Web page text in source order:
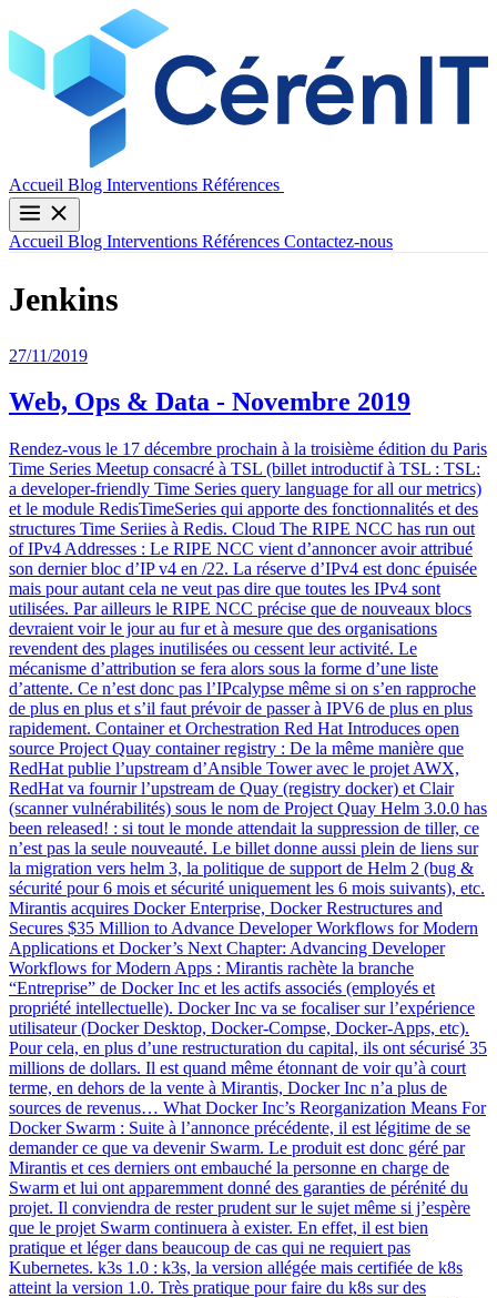
Accueil Blog Interventions Références
Accueil Blog Interventions Références Contactez-nous
Jenkins
27/11/2019
Web, Ops & Data - Novembre 2019
Rendez-vous le 17 décembre prochain à la troisième édition du Paris
Time Series Meetup consacré à TSL (billet introductif à TSL : TSL:
a developer-friendly Time Series query language for all our metrics)
et le module RedisTimeSeries qui apporte des fonctionnalités et des
structures Time Seriies à Redis. Cloud The RIPE NCC has run out
of IPv4 Addresses : Le RIPE NCC vient d’annoncer avoir attribué
son dernier bloc d’IP v4 en /22. La réserve d’IPv4 est donc épuisée
mais pour autant cela ne veut pas dire que toutes les IPv4 sont
utilisées. Par ailleurs le RIPE NCC précise que de nouveaux blocs
devraient voir le jour au fur et à mesure que des organisations
revendent des plages inutilisées ou cessent leur activité. Le
mécanisme d’attribution se fera alors sous la forme d’une liste
d’attente. Ce n’est donc pas l’IPcalypse même si on s’en rapproche
de plus en plus et s’il faut prévoir de passer à IPV6 de plus en plus
rapidement. Container et Orchestration Red Hat Introduces open
source Project Quay container registry : De la même manière que
RedHat publie l’upstream d’Ansible Tower avec le projet AWX,
RedHat va fournir l’upstream de Quay (registry docker) et Clair
(scanner vulnérabilités) sous le nom de Project Quay Helm 3.0.0 has
been released! : si tout le monde attendait la suppression de tiller, ce
n’est pas la seule nouveauté. Le billet donne aussi plein de liens sur
la migration vers helm 3, la politique de support de Helm 2 (bug &
sécurité pour 6 mois et sécurité uniquement les 6 mois suivants), etc.
Mirantis acquires Docker Enterprise, Docker Restructures and
Secures $35 Million to Advance Developer Workflows for Modern
Applications et Docker’s Next Chapter: Advancing Developer
Workflows for Modern Apps : Mirantis rachète la branche
“Entreprise” de Docker Inc et les actifs associés (employés et
propriété intellectuelle). Docker Inc va se focaliser sur l’expérience
utilisateur (Docker Desktop, Docker-Compse, Docker-Apps, etc).
Pour cela, en plus d’une restructuration du capital, ils ont sécurisé 35
millions de dollars. Il est quand même étonnant de voir qu’à court
terme, en dehors de la vente à Mirantis, Docker Inc n’a plus de
sources de revenus… What Docker Inc’s Reorganization Means For
Docker Swarm : Suite à l’annonce précédente, il est légitime de se
demander ce que va devenir Swarm. Le produit est donc géré par
Mirantis et ces derniers ont embauché la personne en charge de
Swarm et lui ont apparemment donné des garanties de pérénité du
projet. Il conviendra de rester prudent sur le sujet même si j’espère
que le projet Swarm continuera à exister. En effet, il est bien
pratique et léger dans beaucoup de cas qui ne requiert pas
Kubernetes. k3s 1.0 : k3s, la version allégée mais certifiée de k8s
atteint la version 1.0. Très pratique pour faire du k8s sur des